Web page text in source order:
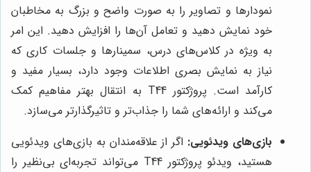
نمودارها و تصاویر را به صورت واضح و بزرگ به مخاطبان
خود نمایش دهید و تعامل آن‌ها را افزایش دهید. این امر
به ویژه در کلاس‌های درس، سمینارها و جلسات کاری که
نیاز به نمایش بصری اطلاعات وجود دارد، بسیار مفید و
کارآمد است. پروژکتور T44 به انتقال بهتر مفاهیم کمک
می‌کند و ارائه‌های شما را جذاب‌تر و تاثیرگذارتر می‌سازد.
بازی‌های ویدئویی: اگر از علاقه‌مندان به بازی‌های ویدئویی
هستید، ویدئو پروژکتور T44 می‌تواند تجربه‌ای بی‌نظیر را